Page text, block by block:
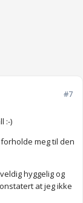
#7
:-)
meg til den
hyggelig og
at jeg ikke